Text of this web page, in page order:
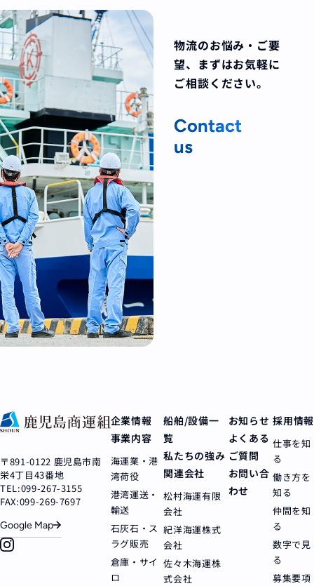
物流のお悩み・ご要
望、 まずはお気軽に
ご相談ください。
Contact
us
企業情報
事業内容
海運業・港
湾荷役
港湾運送・
輸送
石灰石・ス
ラグ販売
倉庫・サイ
ロ
船舶/設備一
覧
私たちの強み
関連会社
松村海運有限
会社
紀洋海運株式
会社
佐々木海運株
式会社
お知らせ
よくある
ご質問
お問い合
わせ
採用情報
仕事を知
る
働き方を
知る
仲間を知
る
数字で見
る
募集要項
〒891-0122 鹿児島市南
栄4丁目43番地
TEL:099-267-3155
FAX:099-269-7697
Google Map